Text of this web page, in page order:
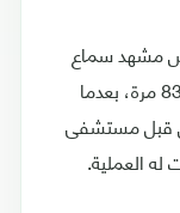
مشهد سماع
الطفل أليكس للمرة الأولى أكثر من 830,000 مرة، بعدما
قبل مستشفى